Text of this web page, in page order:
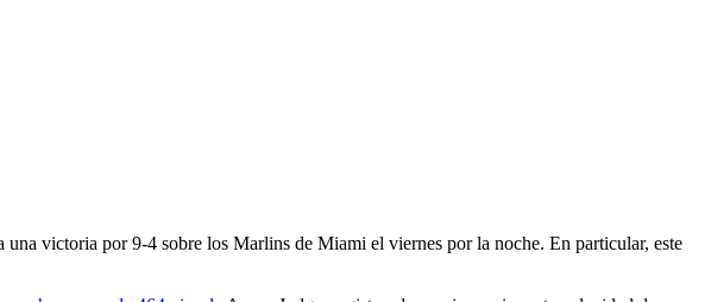
victoria por 9-4 sobre los Marlins de Miami el viernes por la noche. En particular, este